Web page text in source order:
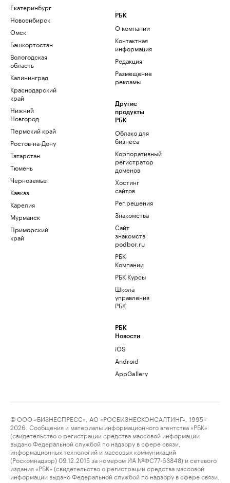
Екатеринбург
Новосибирск
Омск
Башкортостан
Вологодская
область
Калининград
Краснодарский
край
Нижний
Новгород
Пермский край
Ростов-на-Дону
Татарстан
Тюмень
Черноземье
Кавказ
Карелия
Мурманск
Приморский
край
РБК
О компании
Контактная
информация
Редакция
Размещение
рекламы
Другие
продукты
РБК
Облако для
бизнеса
Корпоративный
регистратор
доменов
Хостинг
сайтов
Рег.решения
Знакомства
Сайт
знакомств
podbor.ru
РБК
Компании
РБК Курсы
Школа
управления
РБК
РБК
Новости
iOS
Android
AppGallery
© ООО «БИЗНЕСПРЕСС», АО «РОСБИЗНЕСКОНСАЛТИНГ», 1995–
2026. Сообщения и материалы информационного агентства «РБК»
(свидетельство о регистрации средства массовой информации
выдано Федеральной службой по надзору в сфере связи,
информационных технологий и массовых коммуникаций
(Роскомнадзор) 09.12.2015 за номером ИА №ФС77-63848) и сетевого
издания «РБК» (свидетельство о регистрации средства массовой
информации выдано Федеральной службой по надзору в сфере связи,